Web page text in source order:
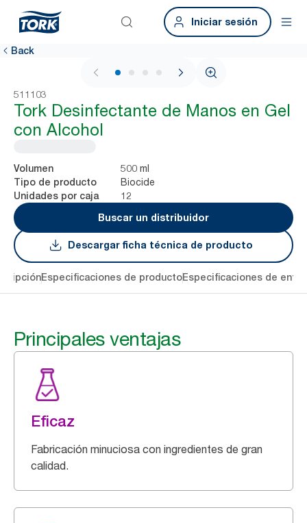
Iniciar sesión
Back
1 / 4
511103
Tork Desinfectante de Manos en Gel
con Alcohol
Volumen 500 ml
Tipo de producto Biocide
Unidades por caja
12
Buscar un distribuidor
Descargar ficha técnica de producto
Especificaciones de productoEspecificaciones de
Principales ventajas
Eficaz
Fabricación minuciosa con ingredientes de gran
calidad.